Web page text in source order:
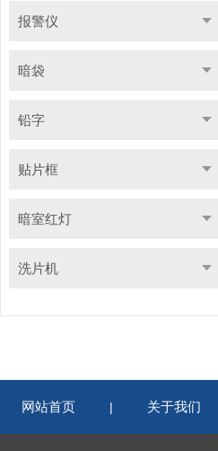
报警仪
暗袋
铅字
贴片框
暗室红灯
洗片机
网站首页 | 关于我们